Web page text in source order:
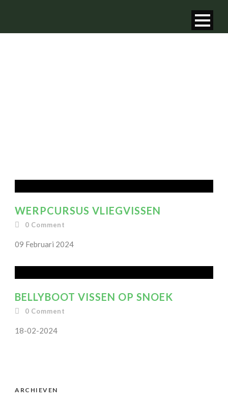
WERPCURSUS VLIEGVISSEN
0 Comment
09 Februari 2024
BELLYBOOT VISSEN OP SNOEK
0 Comment
18-02-2024
ARCHIEVEN